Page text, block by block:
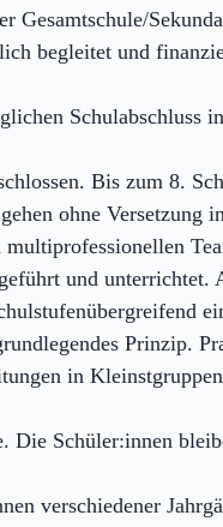
begleitet und
Schulabschluss
Bis zum 8.
ohne Versetzung
und
Prinzip.
in
Die Schüler:innen
verschiedener